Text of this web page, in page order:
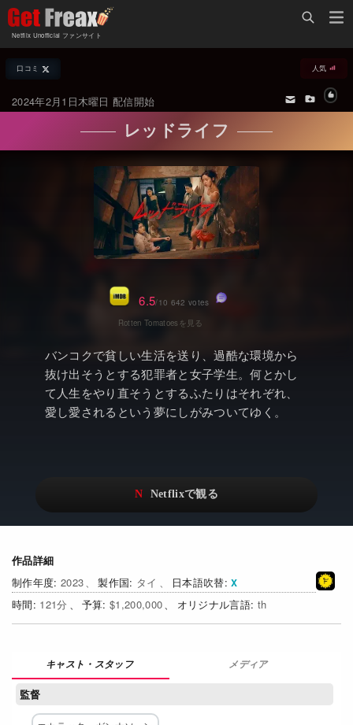
Netflix Unofficial ファンサイト
Netflix新着作品
オールジャンル
海外ドラマ・シリーズ
海外映画
国内TV番組・ドラマ
国内映画
アニメ
ドキュメンタリー
Netflixオリジナル作品
日本語吹替対応作品
その他の国のTV番組
配信終了予定の作品
海外ドラマ・ラインナップ
Netflix 人気ランキング
Netflix 全作品ラインナップ
Netflix配信作品カスタム検索
トレンド
VOD 総合作品情報
Netflix・VOD総合News
Watchlistへ
Netflix Video
Netflix 吹替版作品
Netflix 高い評価の海外作品
みんなの作品レビュー
Watchlist
過去の配信終了作品
口コミ 人気
2024年2月1日木曜日 配信開始
レッドライフ
バンコクで貧しい生活を送り、過酷な環境から
抜け出そうとする犯罪者と女子学生。何とかし
て人生をやり直そうとするふたりはそれぞれ、
愛し愛されるという夢にしがみついてゆく。
作品詳細
2023
タイ
日本語吹替
121
$1,200,000 th
6.5/10 642 votes
メディア
監督